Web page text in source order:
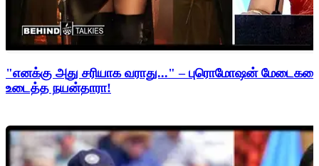
"எனக்கு அது சரியாக வராது..." – புரொமோஷன்
உடைத்த நயன்தாரா!